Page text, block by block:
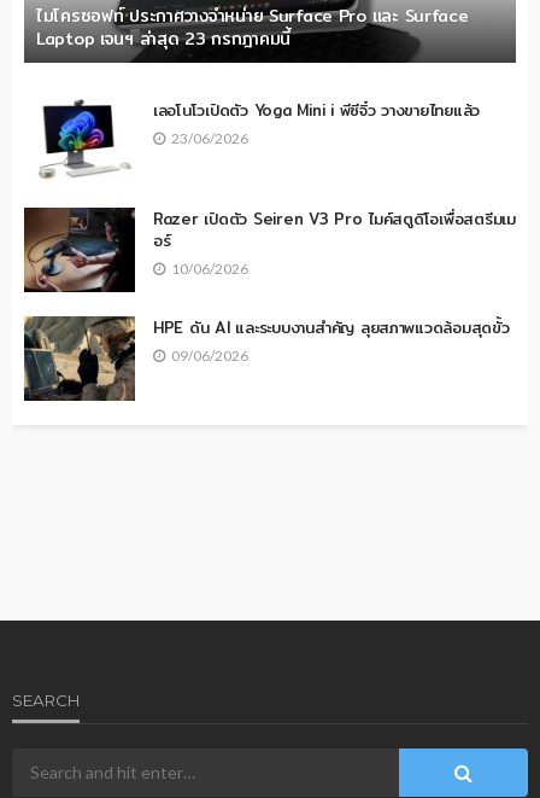
ไมโครซอฟท์ ประกาศวางจำหน่าย Surface Pro และ Surface
Laptop เจนฯ ล่าสุด 23 กรกฎาคมนี้
เลอโนโวเปิดตัว Yoga Mini i พีซีจิ๋ว วางขายไทยแล้ว
23/06/2026
Razer เปิดตัว Seiren V3 Pro ไมค์สตูดิโอเพื่อสตรีมเม
อร์
10/06/2026
HPE ดัน AI และระบบงานสำคัญ ลุยสภาพแวดล้อมสุดขั้ว
09/06/2026
SEARCH